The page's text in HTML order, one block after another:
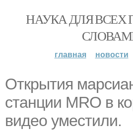
НАУКА ДЛЯ
главная новости
Открытия
станции MRO в
видео уместили.